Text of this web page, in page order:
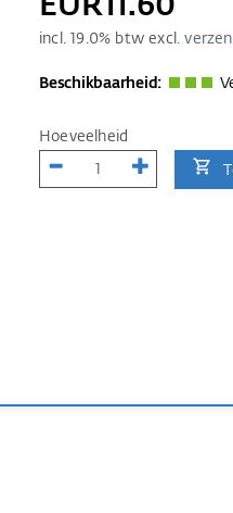
EUR11.60
incl. 19.0% btw excl.
Beschikbaarheid:
Hoeveelheid